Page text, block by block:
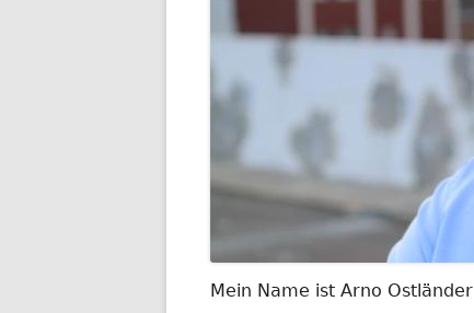
Mein Name ist Arno Ostländer